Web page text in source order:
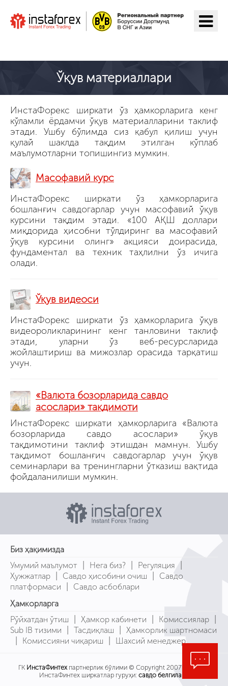
Ўқув материаллари
ИнстаФорекс ширкати ўз ҳамкорларига кенг
кўламли ёрдамчи ўқув материалларини таклиф
этади. Ушбу бўлимда сиз қабул қилиш учун
қулай шаклда тақдим этилган кўплаб
маълумотларни топишингиз мумкин.
Масофавий курс
ИнстаФорекс ширкати ўз ҳамкорларига
бошланғич савдогарлар учун масофавий ўқув
курсини тақдим этади. «100 АҚШ доллари
миқдорида ҳисобни тўлдиринг ва масофавий
ўқув курсини олинг» акцияси доирасида,
фундаментал ва техник таҳлилни ўз ичига
олади.
Ўқув видеоси
ИнстаФорекс ширкати ўз ҳамкорларига ўқув
видеороликларининг кенг танловини таклиф
этади, уларни ўз веб-ресурсларида
жойлаштириш ва мижозлар орасида тарқатиш
учун.
«Валюта бозорларида савдо
асослари» тақдимоти
ИнстаФорекс ширкати ҳамкорларига «Валюта
бозорларида савдо асослари» ўқув
тақдимотини таклиф этишдан мамнун. Ушбу
тақдимот бошланғич савдогарлар учун ўқув
семинарлари ва тренингларни ўтказиш вақтида
фойдаланилиши мумкин.
Биз ҳақимизда
Умумий маълумот
| Нега биз? | Регуляция |
Ҳужжатлар | Савдо ҳисобини очиш |
Савдо
платформаси
|
Савдо асбоблари
Ҳамкорларга
Рўйхатдан ўтиш
| Ҳамкор кабинети | Комиссиялар |
Sub IB тизими | Тасдиқлаш | Ҳамкорлик шартномаси
| Комиссияни чиқариш | Шахсий менеджер
ГК ИнстаФинтех партнерлик бўлими © Copyright 2007-2026
ИнстаФинтех ширкатлар гуруҳи: савдо белгилари